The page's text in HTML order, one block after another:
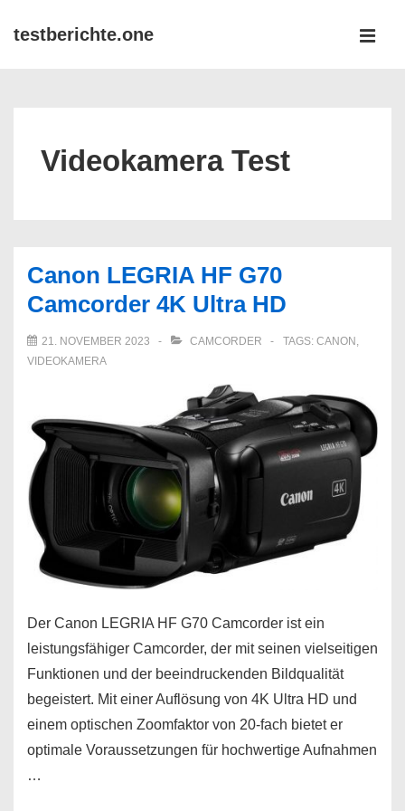
Zumtestberichte.one
Videokamera Test
Canon LEGRIA HF G70
Camcorder 4K Ultra HD
21. NOVEMBER 2023 CAMCORDER TAGS: CANON ,
VIDEOKAMERA
Der Canon LEGRIA HF G70 Camcorder ist ein
leistungsfähiger Camcorder, der mit seinen vielseitigen
Funktionen und der beeindruckenden Bildqualität
begeistert. Mit einer Auflösung von 4K Ultra HD und
einem optischen Zoomfaktor von 20-fach bietet er
optimale Voraussetzungen für hochwertige Aufnahmen
…